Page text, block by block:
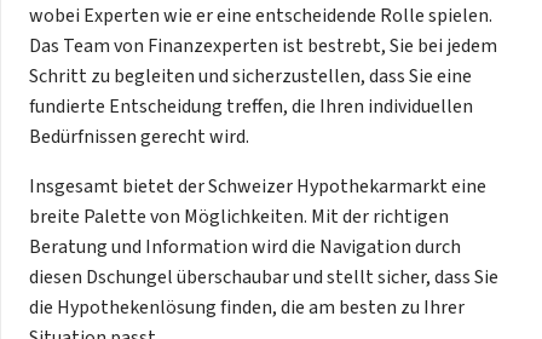
wobei Experten wie er eine entscheidende Rolle spielen.
Das Team von Finanzexperten ist bestrebt, Sie bei jedem
Schritt zu begleiten und sicherzustellen, dass Sie eine
fundierte Entscheidung treffen, die Ihren individuellen
Bedürfnissen gerecht wird.
Insgesamt bietet der Schweizer Hypothekarmarkt eine
breite Palette von Möglichkeiten. Mit der richtigen
Beratung und Information wird die Navigation durch
diesen Dschungel überschaubar und stellt sicher, dass Sie
die Hypothekenlösung finden, die am besten zu Ihrer